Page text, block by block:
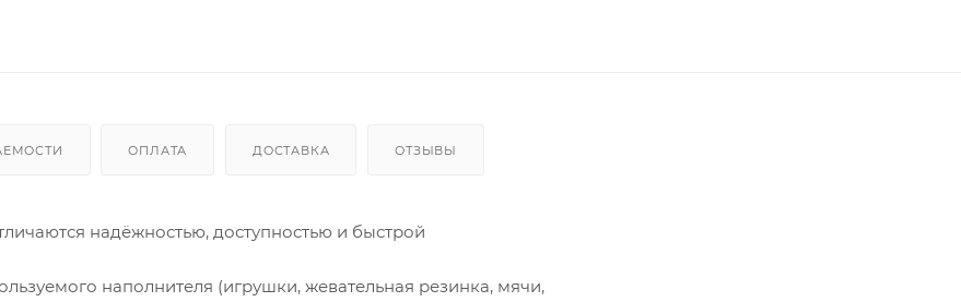
ОПЛАТА ДОСТАВКА ОТЗЫВЫ
надёжностью, доступностью и быстрой
наполнителя (игрушки, жевательная резинка, мячи,